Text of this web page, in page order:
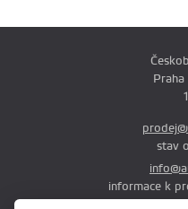
Praha
stav
informace k